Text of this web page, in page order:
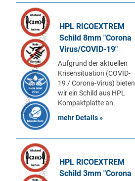
HPL RICOEXTREM
Schild 8mm "Corona
Virus/COVID-19"
Aufgrund der aktuellen
Krisensituation (COVID-
19 / Corona-Virus) bieten
wir ein Schild aus HPL
Kompaktplatte an.
mehr Details »
HPL RICOEXTREM
Schild 3mm "Corona